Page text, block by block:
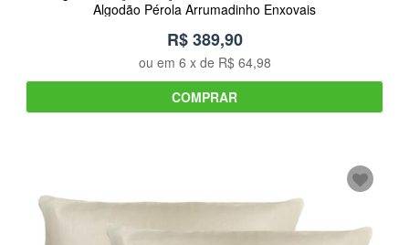
Algodão Pérola Arrumadinho Enxovais
R$ 389,90
ou em 6 x de R$ 64,98
COMPRAR